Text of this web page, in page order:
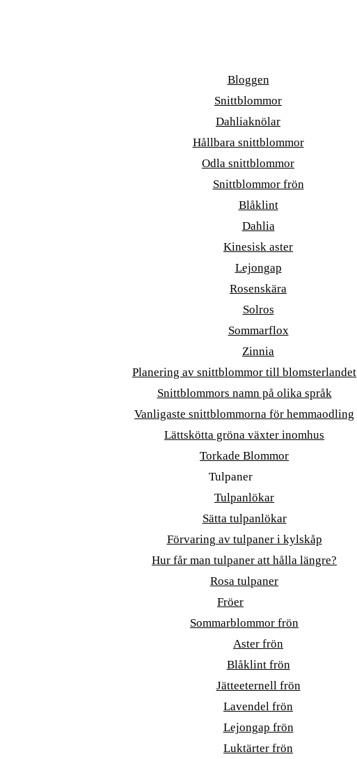
Bloggen
Snittblommor
Dahliaknölar
Hållbara snittblommor
Odla snittblommor
Snittblommor frön
Blåklint
Dahlia
Kinesisk aster
Lejongap
Rosenskära
Solros
Sommarflox
Zinnia
Planering av snittblommor till blomsterlandet
Snittblommors namn på olika språk
Vanligaste snittblommorna för hemmaodling
Lättskötta gröna växter inomhus
Torkade Blommor
Tulpaner
Tulpanlökar
Sätta tulpanlökar
Förvaring av tulpaner i kylskåp
Hur får man tulpaner att hålla längre?
Rosa tulpaner
Fröer
Sommarblommor frön
Aster frön
Blåklint frön
Jätteeternell frön
Lavendel frön
Lejongap frön
Luktärter frön